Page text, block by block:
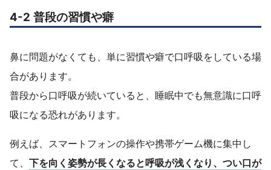
4-2 普段の習慣や癖
鼻に問題がなくても、単に習慣や癖で口呼吸をしている場
合があります。
普段から口呼吸が続いていると、睡眠中でも無意識に口呼
吸になる恐れがあります。
例えば、スマートフォンの操作や携帯ゲーム機に集中し
て、 下を向く姿勢が長くなると呼吸が浅くなり、つい口が